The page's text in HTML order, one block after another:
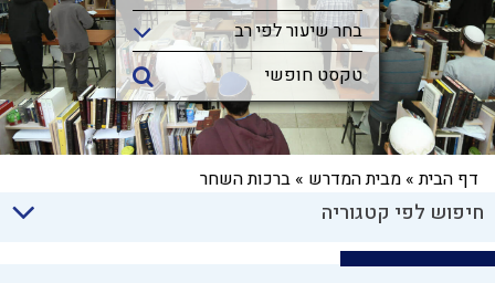
בחר שיעור לפי רב
דף הבית» מבית המדרש » ברכות השחר
חיפוש לפי קטגוריה